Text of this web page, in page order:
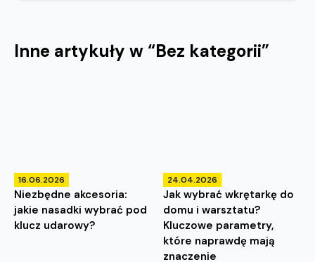
Inne artykuły w “Bez kategorii”
16.06.2026
Niezbędne akcesoria:
jakie nasadki wybrać pod
klucz udarowy?
24.04.2026
Jak wybrać wkrętarkę do
domu i warsztatu?
Kluczowe parametry,
które naprawdę mają
znaczenie